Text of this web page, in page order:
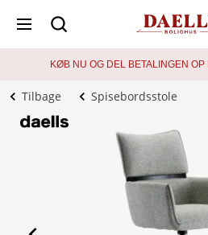
KØB NU OG DEL BETALINGEN
Tilbage Spisebordsstole